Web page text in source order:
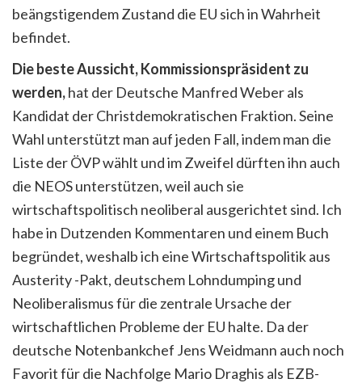
beängstigendem Zustand die EU sich in Wahrheit
befindet.
Die beste Aussicht, Kommissionspräsident zu
werden,hat der Deutsche Manfred Weber als
Kandidat der Christdemokratischen Fraktion. Seine
Wahl unterstützt man auf jeden Fall, indem man die
Liste der ÖVP wählt und im Zweifel dürften ihn auch
die NEOS unterstützen, weil auch sie
wirtschaftspolitisch neoliberal ausgerichtet sind. Ich
habe in Dutzenden Kommentaren und einem Buch
begründet, weshalb ich eine Wirtschaftspolitik aus
Austerity -Pakt, deutschem Lohndumping und
Neoliberalismus für die zentrale Ursache der
wirtschaftlichen Probleme der EU halte. Da der
deutsche Notenbankchef Jens Weidmann auch noch
Favorit für die Nachfolge Mario Draghis als EZB-